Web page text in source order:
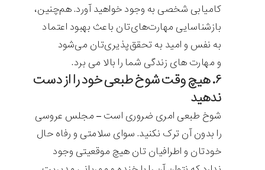
کامیابی شخصی به وجود خواهید آورد. هم‌چنین،
بازشناسایی مهارت‌های‌تان باعث بهبود اعتماد
به نفس و امید به تحقق‌پذیری‌تان می‌شود
و مهارت های زندگی شما را بالا می برد.
۶. هیچ وقت شوخ طبعی‌ خود را از دست
ندهید
شوخ طبعی امری ضروری است – مجلس عروسی
را بدون آن ترک نکنید. سوای سلامتی و رفاه حال
خودتان و اطرافیان تان هیچ موقعیتی وجود